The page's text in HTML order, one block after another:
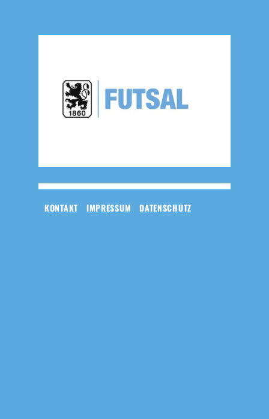
KONTAKT IMPRESSUM DATENSCHUTZ